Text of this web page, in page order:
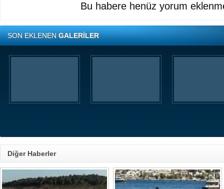
Bu habere henüz yorum
SON EKLENENGALERİLER
Diğer Haberler